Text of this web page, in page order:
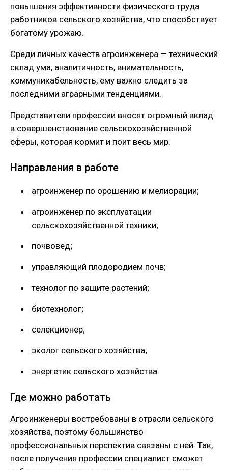
повышения эффективности физического труда
работников сельского хозяйства, что способствует
богатому урожаю.
Среди личных качеств агроинженера — технический
склад ума, аналитичность, внимательность,
коммуникабельность, ему важно следить за
последними аграрными тенденциями.
Представители профессии вносят огромный вклад
в совершенствование сельскохозяйственной
сферы, которая кормит и поит весь мир.
Направления в работе
агроинженер по орошению и мелиорации;
агроинженер по эксплуатации
сельскохозяйственной техники;
почвовед;
управляющий плодородием почв;
технолог по защите растений;
биотехнолог;
селекционер;
эколог сельского хозяйства;
энергетик сельского хозяйства.
Где можно работать
Агроинженеры востребованы в отрасли сельского
хозяйства, поэтому большинство
профессиональных перспектив связаны с ней. Так,
после получения профессии специалист сможет